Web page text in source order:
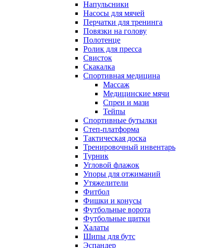
Напульсники
Насосы для мячей
Перчатки для тренинга
Повязки на голову
Полотенце
Ролик для пресса
Свисток
Скакалка
Спортивная медицина
Массаж
Медицинские мячи
Спреи и мази
Тейпы
Спортивные бутылки
Степ-платформа
Тактическая доска
Тренировочный инвентарь
Турник
Угловой флажок
Упоры для отжиманий
Утяжелители
Фитбол
Фишки и конусы
Футбольные ворота
Футбольные щитки
Халаты
Шипы для бутс
Эспандер